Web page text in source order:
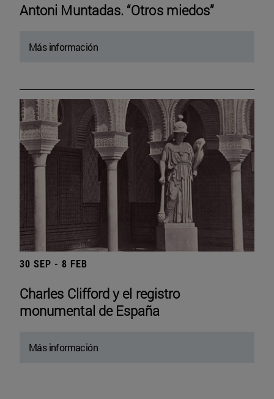
Antoni Muntadas. “Otros miedos”
Más información
30 SEP - 8 FEB
Charles Clifford y el registro
monumental de España
Más información